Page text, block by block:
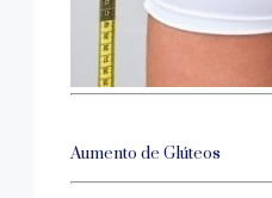
Aumento de Glúteos